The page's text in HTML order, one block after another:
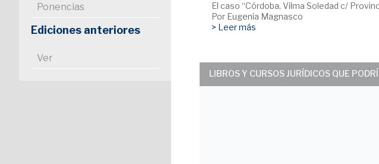
Ponencias
Ediciones anteriores
Ver
El caso “Córdoba, Vilma Soledad c/
Por Eugenia Magnasco
> Leer más
LIBROS Y CURSOS JURÍDICOS QUE